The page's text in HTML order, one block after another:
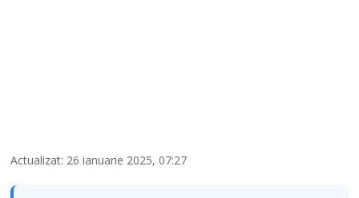
Actualizat: 26 ianuarie 2025, 07:27